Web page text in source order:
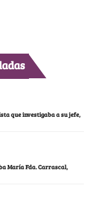
que investigaba a su jefe,
María Fda. Carrascal,